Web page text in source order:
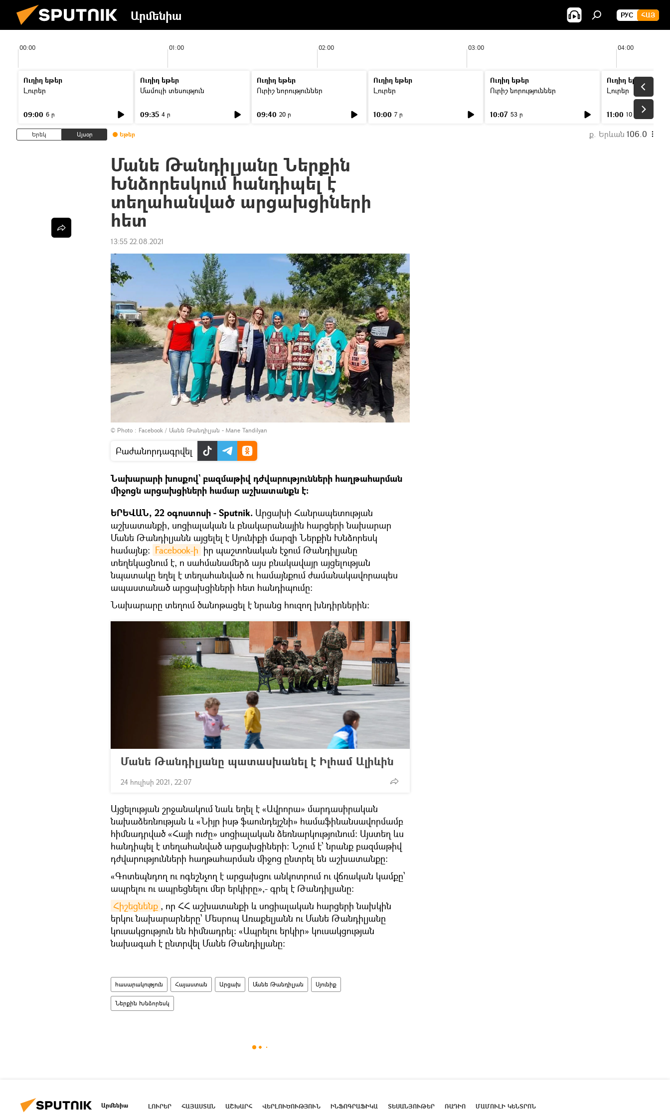
Արմենիա РУС ՀԱՅ
00:00 01:00 02:00 03:00 04:00
Ուղիղ եթեր
Լուրեր
09:00 6 ր
Ուղիղ եթեր
Մամուլի տեսություն
09:35 4 ր
Ուղիղ եթեր
Ուրիշ նորություններ
09:40 20 ր
Ուղիղ եթեր
Լուրեր
10:00 7 ր
Ուղիղ եթեր
Ուրիշ նորություններ
10:07 53 ր
Ուղիղ եթեր
Լուրեր
11:00 10 ր
Երեկ Այսօր Եթեր ք. Երևան 106.0
Մանե Թանդիլյանը Ներքին
Խնձորեսկում հանդիպել է
տեղահանված արցախցիների
հետ
13:55 22.08.2021
© Photo : Facebook / Մանե Թանդիլյան - Mane Tandilyan
Բաժանորդագրվել
Նախարարի խոսքով` բազմաթիվ դժվարությունների հաղթահարման
միջոցն արցախցիների համար աշխատանքն է։
ԵՐԵՎԱՆ, 22 օգոստոսի - Sputnik. Արցախի Հանրապետության
աշխատանքի, սոցիալական և բնակարանային հարցերի նախարար
Մանե Թանդիլյանն այցելել է Սյունիքի մարզի Ներքին Խնձորեսկ
համայնք։ Facebook-ի իր պաշտոնական էջում Թանդիլյանը
տեղեկացնում է, ո սահմանամերձ այս բնակավայր այցելության
նպատակը եղել է տեղահանված ու համայնքում ժամանակավորապես
ապաստանած արցախցիների հետ հանդիպումը։
Նախարարը տեղում ծանոթացել է նրանց հուզող խնդիրներին։
Մանե Թանդիլյանը պատասխանել է Իլհամ Ալիևին
24 հուլիսի 2021, 22:07
Այցելության շրջանակում նաև եղել է «Ավրորա» մարդասիրական
նախաձեռնության և «Նիյր իսթ ֆաունդեյշնի» համաֆինանսավորմամբ
հիմնադրված «Հայի ուժը» սոցիալական ձեռնարկությունում։ Այստեղ ևս
հանդիպել է տեղահանված արցախցիների։ Նշում է՝ նրանք բազմաթիվ
դժվարությունների հաղթահարման միջոց ընտրել են աշխատանքը:
«Գոտեպնդող ու ոգեշնչող է արցախցու անկոտրում ու վճռական կամքը՝
ապրելու ու ապրեցնելու մեր երկիրը»,- գրել է Թանդիլյանը։
Հիշեցնենք , որ ՀՀ աշխատանքի և սոցիալական հարցերի նախկին
երկու նախարարները՝ Մեսրոպ Առաքելյանն ու Մանե Թանդիլյանը
կուսակցություն են հիմնադրել։ «Ապրելու երկիր» կուսակցության
նախագահ է ընտրվել Մանե Թանդիլյանը։
հասարակություն Հայաստան Արցախ Մանե Թանդիլյան Սյունիք
Ներքին Խնձորեսկ
Արմենիա ԼՈՒՐԵՐ ՀԱՅԱՍՏԱՆ ԱՇԽԱՐՀ ՎԵՐԼՈՒԾՈՒԹՅՈՒՆ ԻՆՖՈԳՐԱՖԻԿԱ ՏԵՍԱՆՅՈՒԹԵՐ ՌԱԴԻՈ ՄԱՄՈՒԼԻ ԿԵՆՏՐՈՆ